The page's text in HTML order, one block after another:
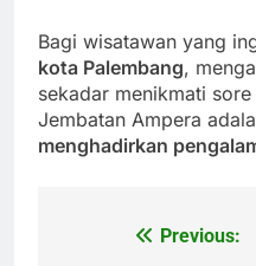
Bagi wisatawan yang
kota Palembang,
sekadar menikmati
Jembatan Ampera
menghadirkan
Previous: